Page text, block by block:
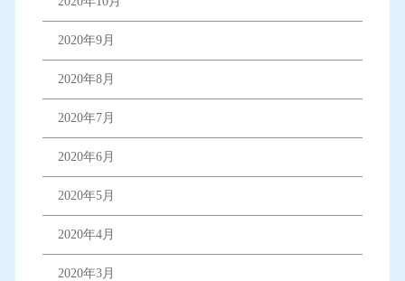
2020年9月
2020年8月
2020年7月
2020年6月
2020年5月
2020年4月
2020年3月